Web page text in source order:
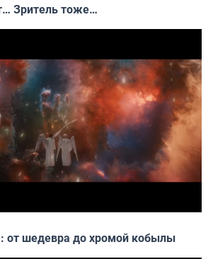
Зритель тоже…
от шедевра до хромой кобылы